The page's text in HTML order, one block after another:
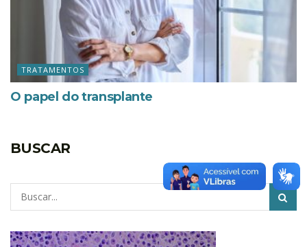
TRATAMENTOS
O papel do transplante
BUSCAR
Pesquisar